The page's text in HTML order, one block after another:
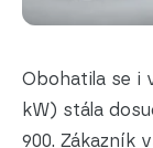
Obohatila se i
kW) stála
900. Zákazník